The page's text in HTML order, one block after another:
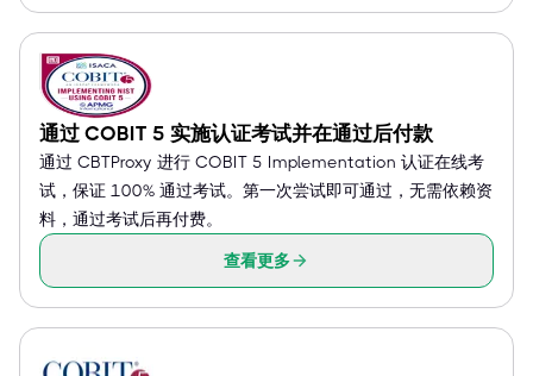
通过 COBIT 5 实施认证考试并在通过后付款
通过 CBTProxy 进行 COBIT 5 Implementation 认证在线考
试，保证 100% 通过考试。第一次尝试即可通过，无需依赖资
料，通过考试后再付费。
查看更多